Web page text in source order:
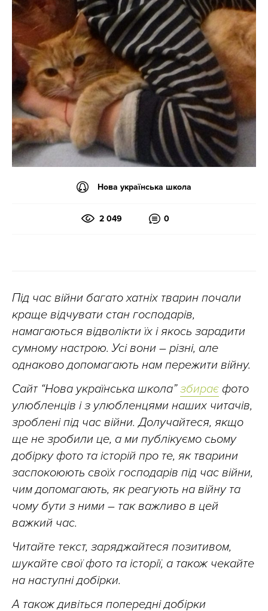
Нова українська школа
2 049 0
Під час війни багато хатніх тварин почали
краще відчувати стан господарів,
намагаються відволікти їх і якось зарадити
сумному настрою. Усі вони – різні, але
однаково допомагають нам пережити війну.
Сайт “Нова українська школа”збирає фото
улюбленців і з улюбленцями наших читачів,
зроблені під час війни. Долучайтеся, якщо
ще не зробили це, а ми публікуємо сьому
добірку фото та історій про те, як тварини
заспокоюють своїх господарів під час війни,
чим допомагають, як реагують на війну та
чому бути з ними – так важливо в цей
важкий час.
Читайте текст, заряджайтеся позитивом,
шукайте свої фото та історії, а також чекайте
на наступні добірки.
А також дивіться попередні добірки